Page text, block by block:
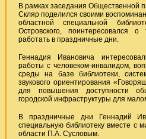
В рамках заседания Общественной
Скляр поделился своими
областной специальной
Островского, поинтересовался
работать в праздничные дни.
Геннадия Ивановича
работы с человеком-инвалидом,
среды на базе библиотеки,
звукового ориентирования
для повышения доступности
городской инфраструктуры для
В праздничные дни Геннадий
специальную библиотеку вместе с
области П.А. Сусловым.